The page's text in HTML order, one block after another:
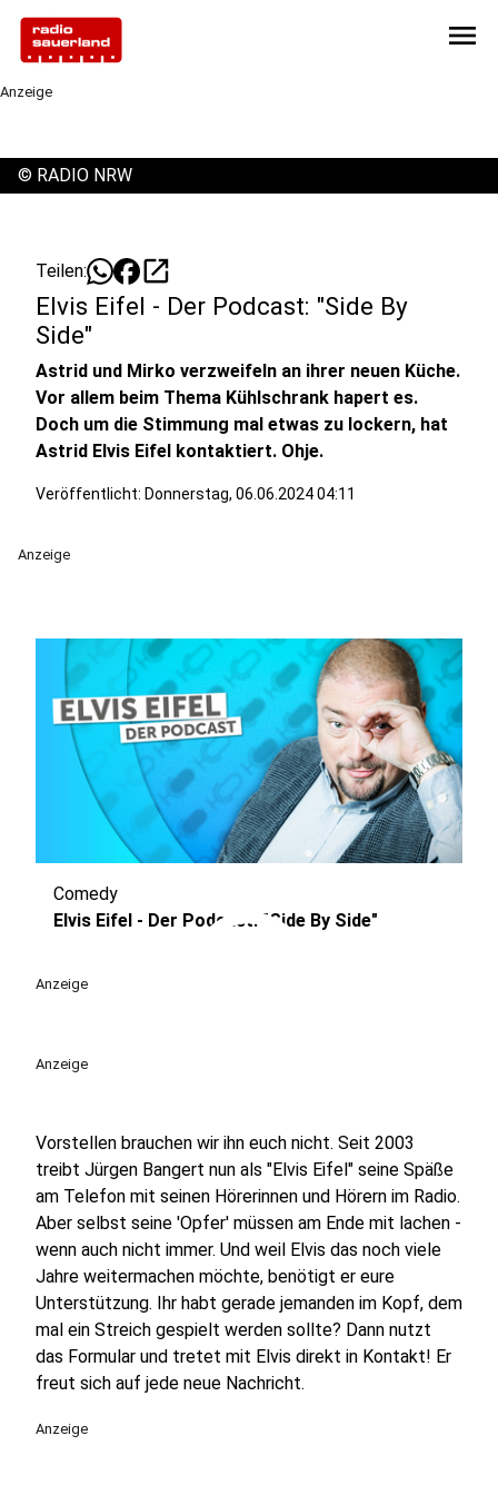
menu
Anzeige
© RADIO NRW
Teilen: open_in_new
Elvis Eifel - Der Podcast: "Side By
Side"
Astrid und Mirko verzweifeln an ihrer neuen Küche.
Vor allem beim Thema Kühlschrank hapert es.
Doch um die Stimmung mal etwas zu lockern, hat
Astrid Elvis Eifel kontaktiert. Ohje.
Veröffentlicht: Donnerstag, 06.06.2024 04:11
Anzeige
play_circle
Comedy
Elvis Eifel - Der Podcast: "Side By Side"
Anzeige
Anzeige
Vorstellen brauchen wir ihn euch nicht. Seit 2003
treibt Jürgen Bangert nun als "Elvis Eifel" seine Späße
am Telefon mit seinen Hörerinnen und Hörern im Radio.
Aber selbst seine 'Opfer' müssen am Ende mit lachen -
wenn auch nicht immer. Und weil Elvis das noch viele
Jahre weitermachen möchte, benötigt er eure
Unterstützung. Ihr habt gerade jemanden im Kopf, dem
mal ein Streich gespielt werden sollte? Dann nutzt
das Formular und tretet mit Elvis direkt in Kontakt! Er
freut sich auf jede neue Nachricht.
Anzeige